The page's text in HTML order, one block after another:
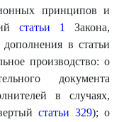
принципов и
статьи 1
Закона,
в статьи
производство: о
документа
в случаях,
статьи 329); о